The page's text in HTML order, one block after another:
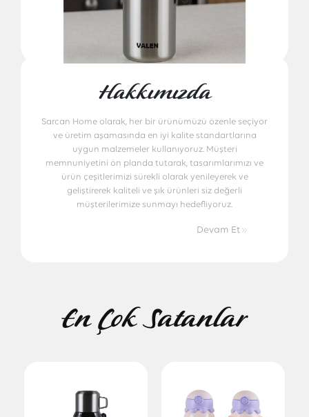
Hakkımızda
Sarcan Home olarak, her bir ürünümüzü özenle seçiyor
ve üretim aşamasında en iyi kalite standartlarına
uygun malzemeler kullanıyoruz. Müşteri
memnuniyetini ön planda tutarak, tasarımlarımızı ve
ürün çeşitlerimizi sürekli olarak yenileyerek ve
geliştirerek kaliteli ve şık ürünleri siz değerli
müşterilerimize sunmayı hedefliyoruz.
Devam Et
En Çok Satanlar